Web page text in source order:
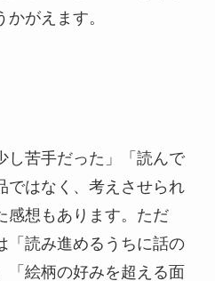
がえます。
し苦手だった」「読んで
ではなく、考えさせられ
感想もあります。ただ
「読み進めるうちに話の
「絵柄の好みを超える面